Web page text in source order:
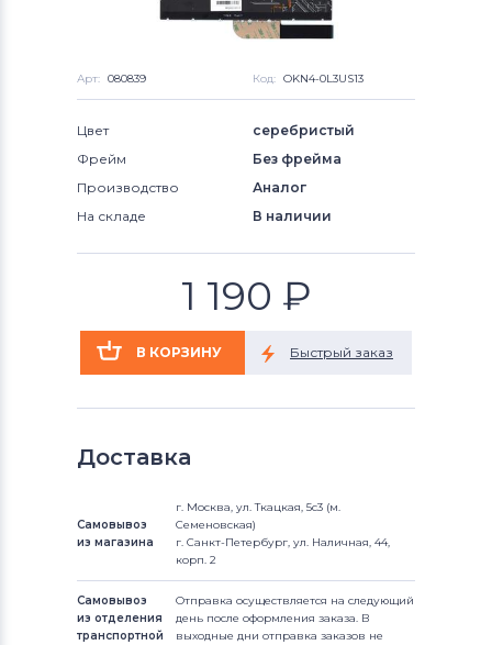
Арт: 080839 Код: OKN4-0L3US13
Цвет
серебристый
Фрейм
Без фрейма
Производство
Аналог
На складе
В наличии
1 190 ₽
Доставка
Самовывоз
из магазина
г. Москва, ул. Ткацкая, 5с3 (м.
Семеновская)
г. Санкт-Петербург, ул. Наличная, 44,
корп. 2
Самовывоз
из отделения
транспортной
Отправка осуществляется на следующий
день после оформления заказа. В
выходные дни отправка заказов не